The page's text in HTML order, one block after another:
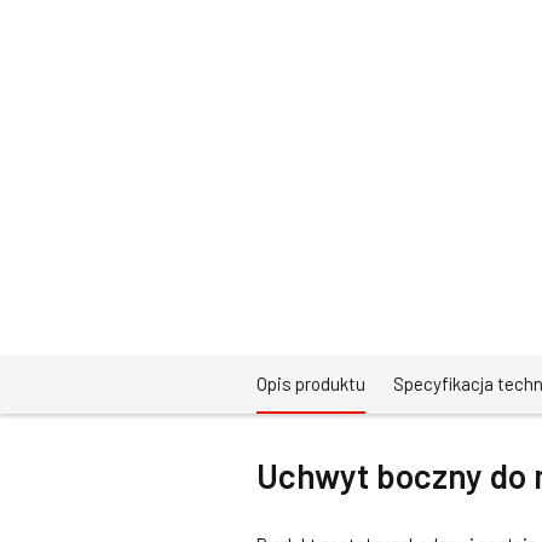
Opis produktu Specyfikacja
Uchwyt boczny do